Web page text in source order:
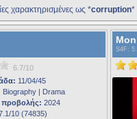
χαρακτηρισμένες ως *corruption*
6.7/10
11/04/45
Biography | Drama
2024
10 (74835)
S4F :